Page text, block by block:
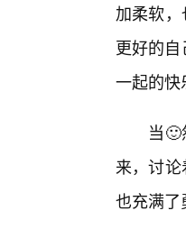
加柔软
更好的
一起的快
当
来，讨
也充满